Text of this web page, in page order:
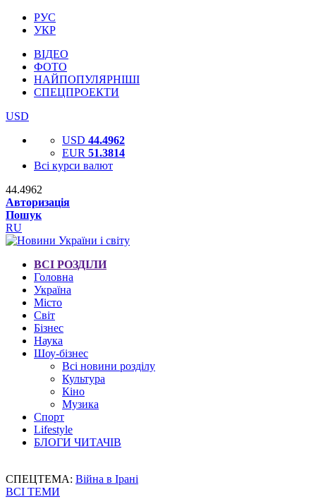
РУС
УКР
ВІДЕО
ФОТО
НАЙПОПУЛЯРНІШІ
СПЕЦПРОЕКТИ
USD
USD 44.4962
EUR 51.3814
Всі курси валют
44.4962
Авторизація
Пошук
RU
ВСІ РОЗДІЛИ
Головна
Україна
Місто
Світ
Бізнес
Наука
Шоу-бізнес
Всі новини розділу
Культура
Кіно
Музика
Спорт
Lifestyle
БЛОГИ ЧИТАЧІВ
СПЕЦТЕМА: Війна в Ірані
ВСІ ТЕМИ